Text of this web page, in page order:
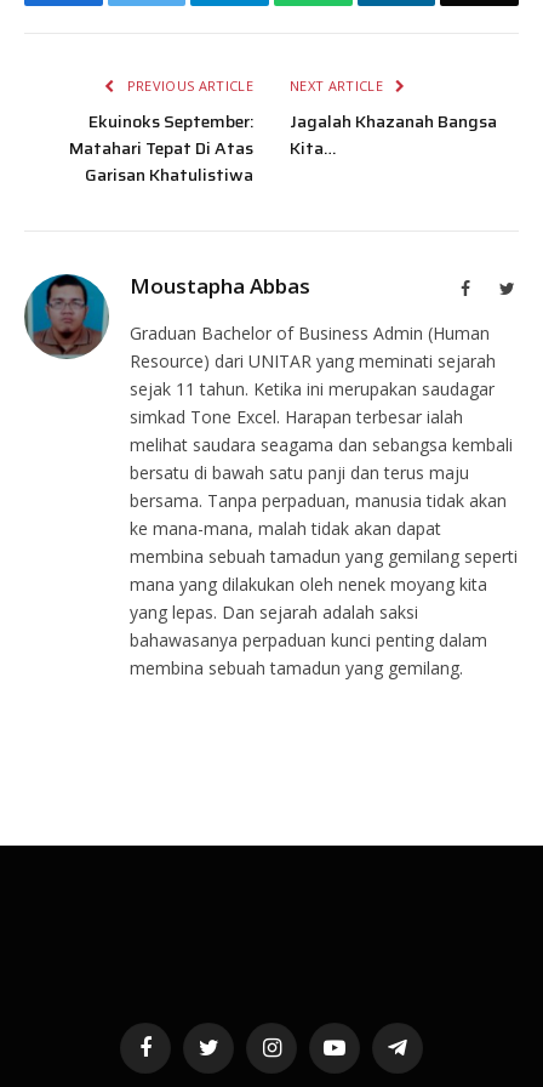
PREVIOUS ARTICLE
Ekuinoks September:
Matahari Tepat Di Atas
Garisan Khatulistiwa
NEXT ARTICLE
Jagalah Khazanah Bangsa
Kita…
Moustapha Abbas Facebook
Graduan Bachelor of Business Admin (Human
Resource) dari UNITAR yang meminati sejarah
sejak 11 tahun. Ketika ini merupakan saudagar
simkad Tone Excel. Harapan terbesar ialah
melihat saudara seagama dan sebangsa kembali
bersatu di bawah satu panji dan terus maju
bersama. Tanpa perpaduan, manusia tidak akan
ke mana-mana, malah tidak akan dapat
membina sebuah tamadun yang gemilang seperti
mana yang dilakukan oleh nenek moyang kita
yang lepas. Dan sejarah adalah saksi
bahawasanya perpaduan kunci penting dalam
membina sebuah tamadun yang gemilang.
FacebookTwitter InstagramYouTubeTelegram